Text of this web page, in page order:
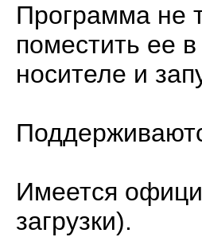
Программа не
поместить ее
носителе и
Имеется
загрузки).